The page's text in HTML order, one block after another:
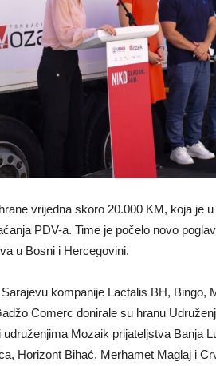
vrijedna skoro 20.000 KM, koja je
PDV-a. Time je počelo novo
u Bosni i Hercegovini.
kompanije Lactalis BH, Bingo,
Comerc donirale su hranu
Mozaik prijateljstva Banja
Horizont Bihać, Merhamet Maglaj i